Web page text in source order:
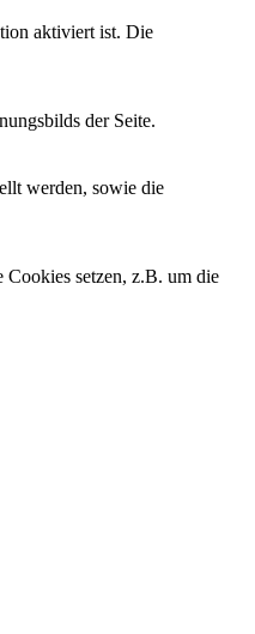
aktiviert ist. Die
der Seite.
werden, sowie die
setzen, z.B. um die